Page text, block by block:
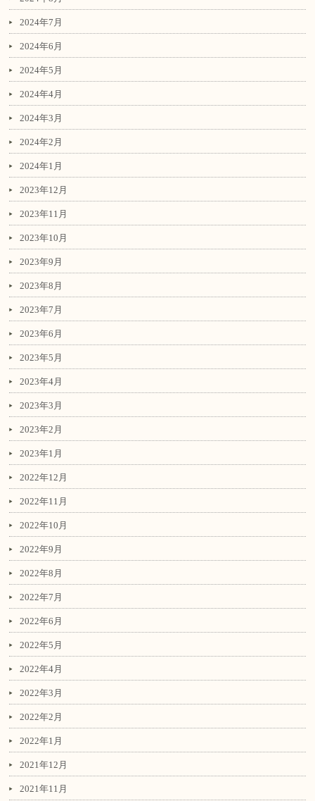
2024年7月
2024年6月
2024年5月
2024年4月
2024年3月
2024年2月
2024年1月
2023年12月
2023年11月
2023年10月
2023年9月
2023年8月
2023年7月
2023年6月
2023年5月
2023年4月
2023年3月
2023年2月
2023年1月
2022年12月
2022年11月
2022年10月
2022年9月
2022年8月
2022年7月
2022年6月
2022年5月
2022年4月
2022年3月
2022年2月
2022年1月
2021年12月
2021年11月